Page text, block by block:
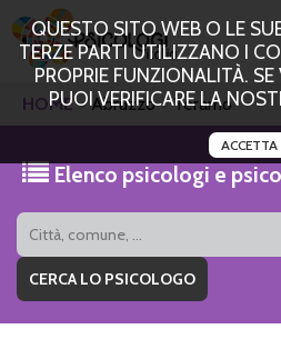
QUESTO SITO WEB O LE
TERZE PARTI UTILIZZANO I
PROPRIE FUNZIONALITÀ.
PUOI VERIFICARE LA
ACCETTA
HOME Abruzzo Teramo
Elenco psicologi e